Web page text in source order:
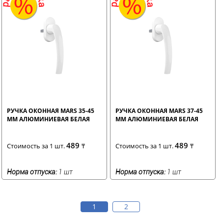
РУЧКА ОКОННАЯ MARS 35-45
ММ АЛЮМИНИЕВАЯ БЕЛАЯ
Стоимость за 1 шт.489 ₸
Норма отпуска: 1 шт
РУЧКА ОКОННАЯ MARS 37-45
ММ АЛЮМИНИЕВАЯ БЕЛАЯ
Стоимость за 1 шт.489₸
Норма отпуска: 1 шт
1 2